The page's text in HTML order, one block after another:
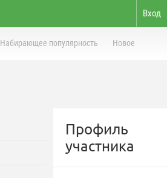
Вход
Набирающее популярность Новое
Профиль
участника